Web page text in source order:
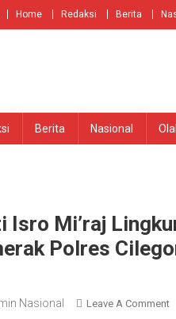
Home Redaksi Berita
Berita Nasional
Isro Mi’raj
Polres
Nasional Leave A CommentOn